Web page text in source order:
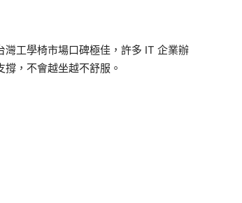
工學椅市場口碑極佳，許多 IT 企業辦
，不會越坐越不舒服。